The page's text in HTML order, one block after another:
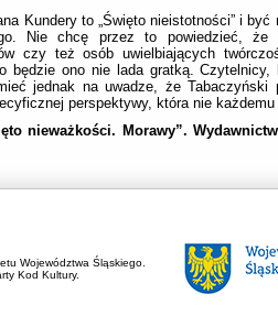
Kundery to „Święto nieistotności” i być
Nie chcę przez to powiedzieć, że
czy też osób uwielbiających
będzie ono nie lada gratką.
jednak na uwadze, że Tabaczyński
perspektywy, która nie
nieważkości. Morawy”.
Województwa Śląskiego.
Kod Kultury.